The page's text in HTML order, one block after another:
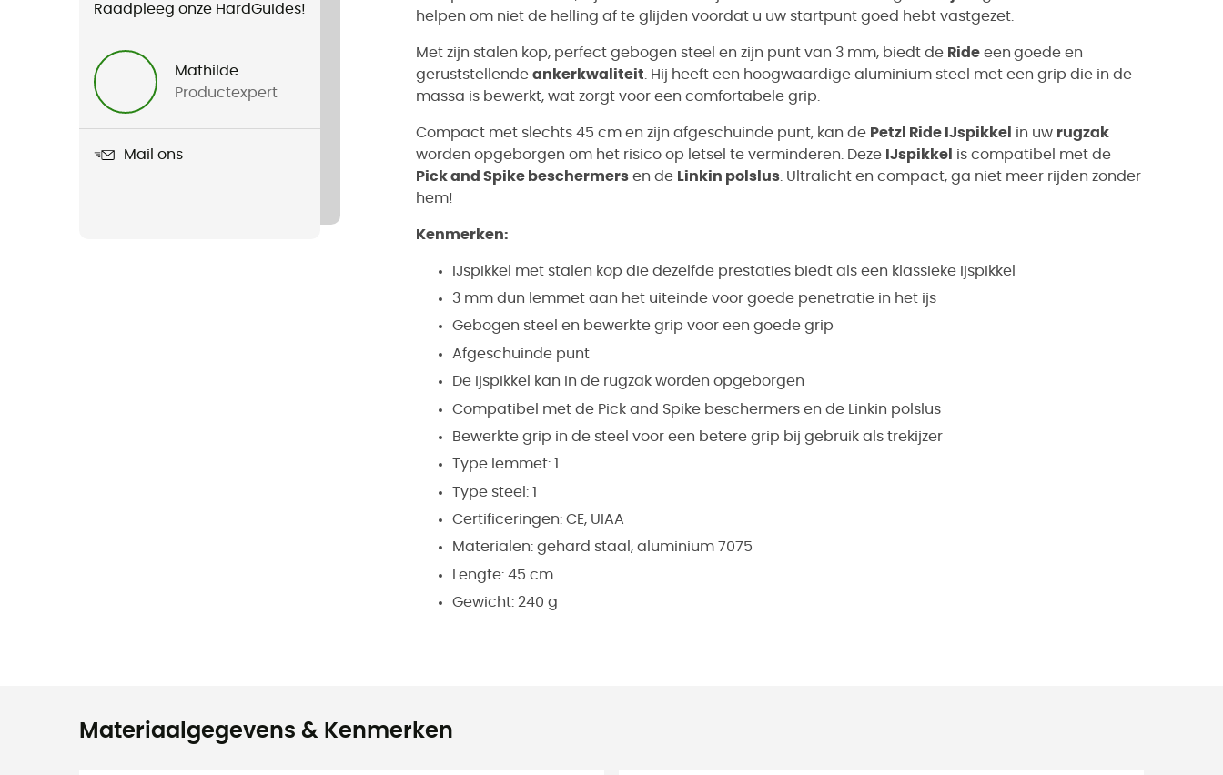
Raadpleeg onze HardGuides!
Mathilde
Productexpert
Mail ons
helpen om niet de helling af te glijden voordat u uw startpunt goed hebt vastgezet.
Met zijn stalen kop, perfect gebogen steel en zijn punt van 3 mm, biedt de Ride een goede en
geruststellende ankerkwaliteit . Hij heeft een hoogwaardige aluminium steel met een grip die in de
massa is bewerkt, wat zorgt voor een comfortabele grip.
Compact met slechts 45 cm en zijn afgeschuinde punt, kan de Petzl Ride IJspikkel in uw rugzak
worden opgeborgen om het risico op letsel te verminderen. Deze IJspikkel
is compatibel met de
Pick and Spike beschermers en de Linkin polslus . Ultralicht en compact, ga niet meer rijden zonder
hem!
Kenmerken:
IJspikkel met stalen kop die dezelfde prestaties biedt als een klassieke ijspikkel
3 mm dun lemmet aan het uiteinde voor goede penetratie in het ijs
Gebogen steel en bewerkte grip voor een goede grip
Afgeschuinde punt
De ijspikkel kan in de rugzak worden opgeborgen
Compatibel met de Pick and Spike beschermers en de Linkin polslus
Bewerkte grip in de steel voor een betere grip bij gebruik als trekijzer
Type lemmet: 1
Type steel: 1
Certificeringen: CE, UIAA
Materialen: gehard staal, aluminium 7075
Lengte: 45 cm
Gewicht: 240 g
Materiaalgegevens & Kenmerken